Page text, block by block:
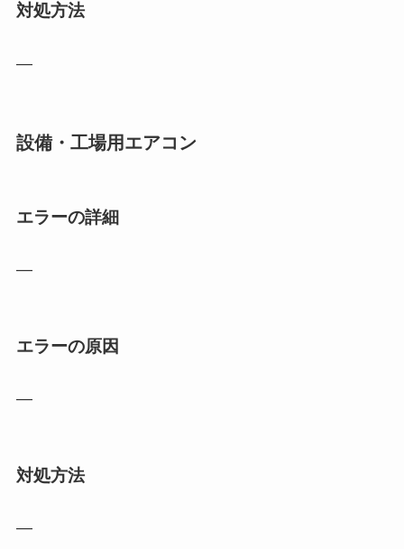
対処方法
―
設備・工場用エアコン
エラーの詳細
―
エラーの原因
―
対処方法
―